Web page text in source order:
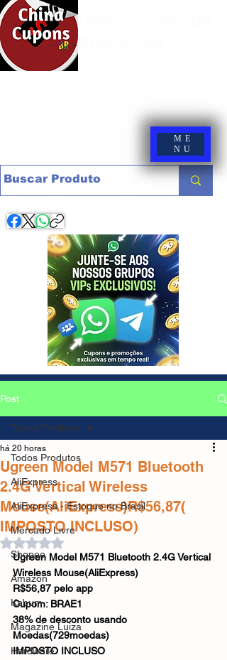
ME
NU
Post
Todos Produtos
AliExpress
AliExpress - Estoque no Brasil
Mercado Livre
Shopee
Amazon
Kabum
Magazine Luiza
Hardware
Todos Produtos
Ugreen Model M571 Bluetooth
2.4G Vertical Wireless
Mouse(AliExpress)R$56,87(
IMPOSTO INCLUSO)
há 20 horas
Avaliado com NaN de 5 estrelas.
Ugreen Model M571 Bluetooth 2.4G Vertical
Wireless Mouse(AliExpress)
R$56,87 pelo app
Cupom: BRAE1
38% de desconto usando
Moedas(729moedas)
IMPOSTO INCLUSO